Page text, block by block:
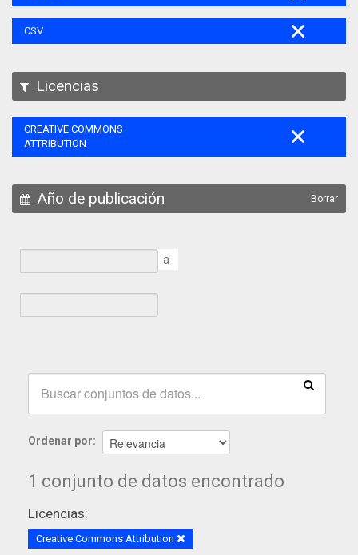
CSV
Licencias
CREATIVE COMMONS
ATTRIBUTION
Año de publicación Borrar
a
Ordenar por
1 conjunto de datos encontrado
Licencias:
Creative Commons Attribution